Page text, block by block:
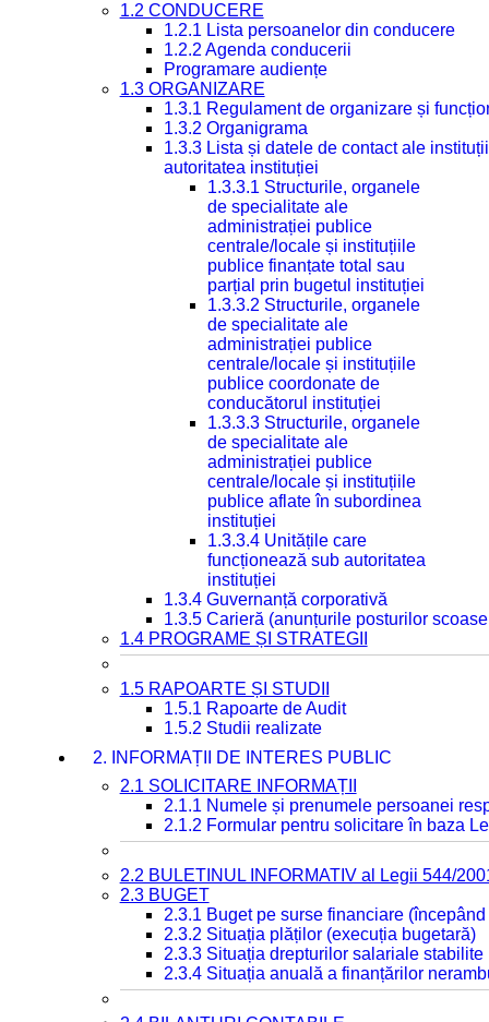
1.2 CONDUCERE
1.2.1 Lista persoanelor din conducere
1.2.2 Agenda conducerii
Programare audiențe
1.3 ORGANIZARE
1.3.1 Regulament de organizare și
1.3.2 Organigrama
1.3.3 Lista și datele de contact ale
autoritatea instituției
1.3.3.1 Structurile, organele
de specialitate ale
administrației publice
centrale/locale și instituțiile
publice finanțate total sau
parțial prin bugetul instituției
1.3.3.2 Structurile, organele
de specialitate ale
administrației publice
centrale/locale și instituțiile
publice coordonate de
conducătorul instituției
1.3.3.3 Structurile, organele
de specialitate ale
administrației publice
centrale/locale și instituțiile
publice aflate în subordinea
instituției
1.3.3.4 Unitățile care
funcționează sub autoritatea
instituției
1.3.4 Guvernanță corporativă
1.3.5 Carieră (anunțurile posturilor
1.4 PROGRAME ȘI STRATEGII
1.5 RAPOARTE ȘI STUDII
1.5.1 Rapoarte de Audit
1.5.2 Studii realizate
2. INFORMAȚII DE INTERES PUBLIC
2.1 SOLICITARE INFORMAȚII
2.1.1 Numele și prenumele persoanei
2.1.2 Formular pentru solicitare în baza
2.2 BULETINUL INFORMATIV al Legii 544/
2.3 BUGET
2.3.1 Buget pe surse financiare
2.3.2 Situația plăților (execuția bugetară)
2.3.3 Situația drepturilor salariale
2.3.4 Situația anuală a finanțărilor